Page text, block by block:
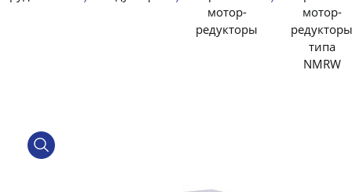
мотор-
редукторы
мотор-
редукторы
типа
NMRW
product view